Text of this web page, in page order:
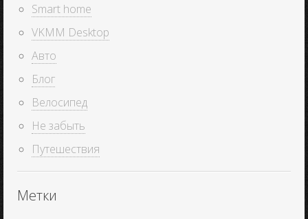
Smart home
VKMM Desktop
Авто
Блог
Велосипед
Не забыть
Путешествия
Метки